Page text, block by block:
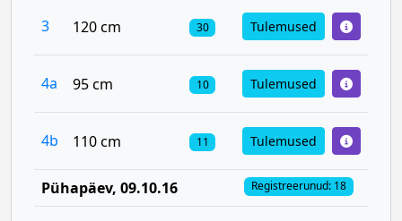
3 120 cm 30 Tulemused
4a 95 cm 10 Tulemused
4b 110 cm 11 Tulemused
Pühapäev, 09.10.16 Registreerunud: 18